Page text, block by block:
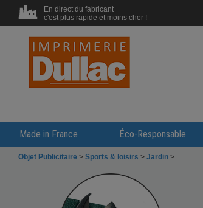
En direct du fabricant
c'est plus rapide et moins cher !
Made in France Éco-Responsable
Objet Publicitaire > Sports & loisirs > Jardin >